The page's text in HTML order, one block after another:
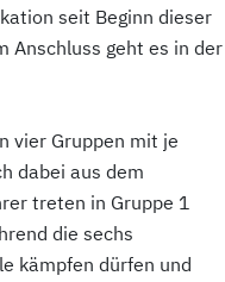
seit Beginn dieser
Anschluss geht es in der
vier Gruppen mit je
dabei aus dem
treten in Gruppe 1
die sechs
kämpfen dürfen und